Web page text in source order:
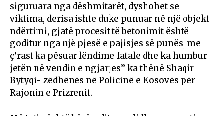
siguruara nga dëshmitarët, dyshohet se
viktima, derisa ishte duke punuar në një objekt
ndërtimi, gjatë procesit të betonimit është
goditur nga një pjesë e pajisjes së punës, me
ç’rast ka pësuar lëndime fatale dhe ka humbur
jetën në vendin e ngjarjes’’ ka thënë Shaqir
Bytyqi- zëdhënës në Policinë e Kosovës për
Rajonin e Prizrenit.